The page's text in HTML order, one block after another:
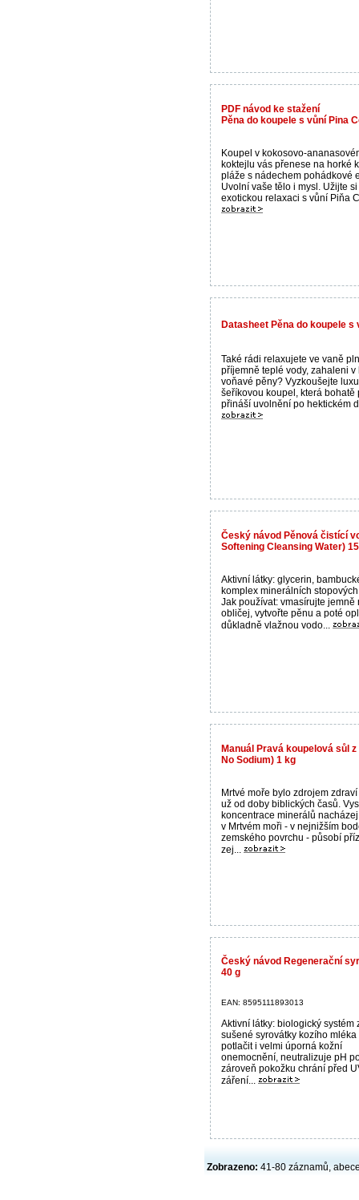
PDF návod ke stažení
Pěna do koupele s vůní Pina
Koupel v kokosovo-
koktejlu vás přenese na horké
pláže s nádechem pohádkové
Uvolní vaše tělo i mysl. Užijte si
exotickou relaxaci s vůní Piňa
Datasheet Pěna do koupele
Také rádi relaxujete ve vaně
příjemně teplé vody, zahaleni v
voňavé pěny? Vyzkoušejte
šeříkovou koupel, která bohatě
přináší uvolnění po hektickém
Český návod Pěnová čistící
Softening Cleansing Water)
Aktivní látky: glycerin,
komplex minerálních
Jak používat: vmasírujte jemně
obličej, vytvořte pěnu a poté
důkladně vlažnou vodo...
Manuál Pravá koupelová sůl
No Sodium) 1 kg
Mrtvé moře bylo zdrojem
už od doby biblických časů.
koncentrace minerálů
v Mrtvém moři - v nejnižším
zemského povrchu - působí
zej...
Český návod Regenerační
40 g
EAN: 8595111893013
Aktivní látky: biologický systém
sušené syrovátky kozího mléka
potlačit i velmi úporná kožní
onemocnění, neutralizuje pH
zároveň pokožku chrání před
záření...
Zobrazeno: 41-80 záznamů,